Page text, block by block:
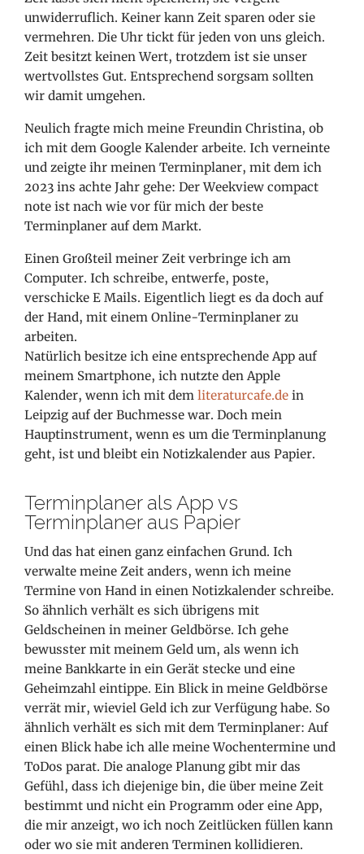
unwiderruflich. Keiner kann Zeit sparen oder sie
vermehren. Die Uhr tickt für jeden von uns gleich.
Zeit besitzt keinen Wert, trotzdem ist sie unser
wertvollstes Gut. Entsprechend sorgsam sollten
wir damit umgehen.
Neulich fragte mich meine Freundin Christina, ob
ich mit dem Google Kalender arbeite. Ich verneinte
und zeigte ihr meinen Terminplaner, mit dem ich
2023 ins achte Jahr gehe: Der Weekview compact
note ist nach wie vor für mich der beste
Terminplaner auf dem Markt.
Einen Großteil meiner Zeit verbringe ich am
Computer. Ich schreibe, entwerfe, poste,
verschicke E Mails. Eigentlichliegt es da doch auf
der Hand, mit einem Online-Terminplaner zu
arbeiten.
Natürlich besitze ich eine entsprechende App auf
meinem Smartphone, ich nutzte den Apple
Kalender, wenn ich mit demliteraturcafe.de in
Leipzig auf der Buchmesse war. Doch mein
Hauptinstrument, wenn es um die Terminplanung
geht, ist und bleibt ein Notizkalender aus Papier.
Terminplaner als App vs
Terminplaner aus Papier
Und das hat einen ganz einfachen Grund. Ich
verwalte meine Zeit anders, wenn ich meine
Termine von Hand in einen Notizkalender schreibe.
So ähnlich verhält es sich übrigens mit
Geldscheinen in meiner Geldbörse. Ich gehe
bewusster mit meinem Geld um, als wenn ich
meine Bankkarte in ein Gerät stecke und eine
Geheimzahl eintippe. Ein Blick in meine Geldbörse
verrät mir, wieviel Geld ich zur Verfügung habe. So
ähnlich verhält es sich mit dem Terminplaner: Auf
einen Blick habe ich alle meine Wochentermine und
ToDos parat. Die analogePlanung gibt mir das
Gefühl, dass ich diejenige bin, die über meine Zeit
bestimmt und nicht ein Programm oder eine App,
die mir anzeigt, wo ich noch Zeitlücken füllen kann
oder wo sie mit anderen Terminen kollidieren.